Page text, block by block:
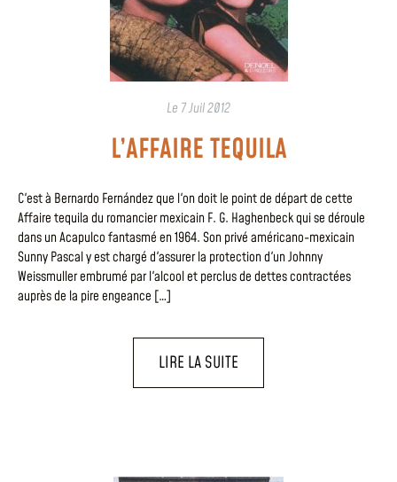
Le 7 Juil 2012
L’AFFAIRE TEQUILA
C'est à Bernardo Fernández que l'on doit le point de départ de cette
Affaire tequila du romancier mexicain F. G. Haghenbeck qui se déroule
dans un Acapulco fantasmé en 1964. Son privé américano-mexicain
Sunny Pascal y est chargé d'assurer la protection d'un Johnny
Weissmuller embrumé par l'alcool et perclus de dettes contractées
auprès de la pire engeance […]
LIRE LA SUITE